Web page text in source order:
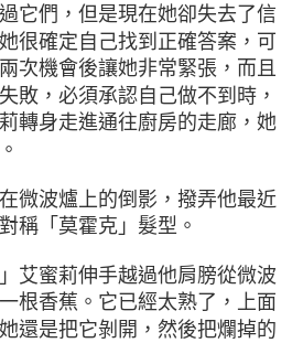
它們，但是現在她卻失去了信
很確定自己找到正確答案，可
次機會後讓她非常緊張，而且
敗，必須承認自己做不到時，
轉身走進通往廚房的走廊，她
微波爐上的倒影，撥弄他最近
稱「莫霍克」髮型。
艾蜜莉伸手越過他肩膀從微波
根香蕉。它已經太熟了，上面
還是把它剝開，然後把爛掉的